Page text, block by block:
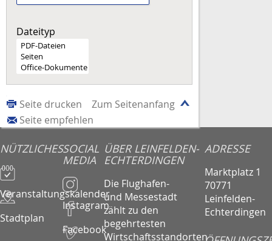
Dateityp
Zum Seitenanfang
Seite drucken
Seite empfehlen
NÜTZLICHES
Veranstaltungskalender
Stadtplan
SOCIAL
MEDIA
Instagram
Facebook
ÜBER LEINFELDEN-
ECHTERDINGEN
Die Flughafen-
und Messestadt
zählt zu den
begehrtesten
Wirtschaftsstandorten
ADRESSE
Marktplatz 1
70771
Leinfelden-
Echterdingen